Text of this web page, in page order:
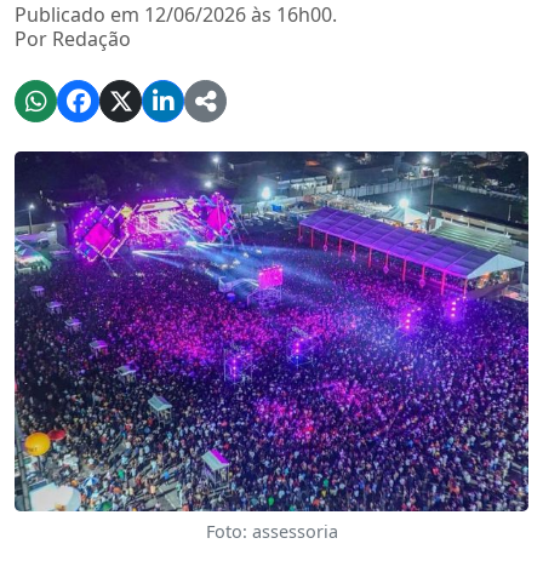
Publicado em 12/06/2026 às 16h00.
Por Redação
Foto: assessoria